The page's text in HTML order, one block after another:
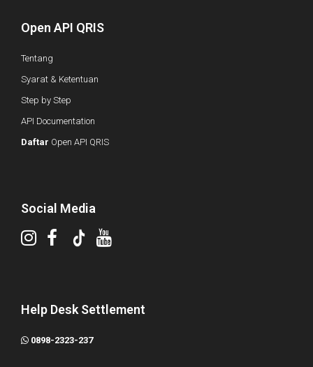
Open API QRIS
Tentang
Syarat & Ketentuan
Step by Step
API Documentation
Daftar Open API QRIS
Social Media
Help Desk Settlement
0898-2323-237